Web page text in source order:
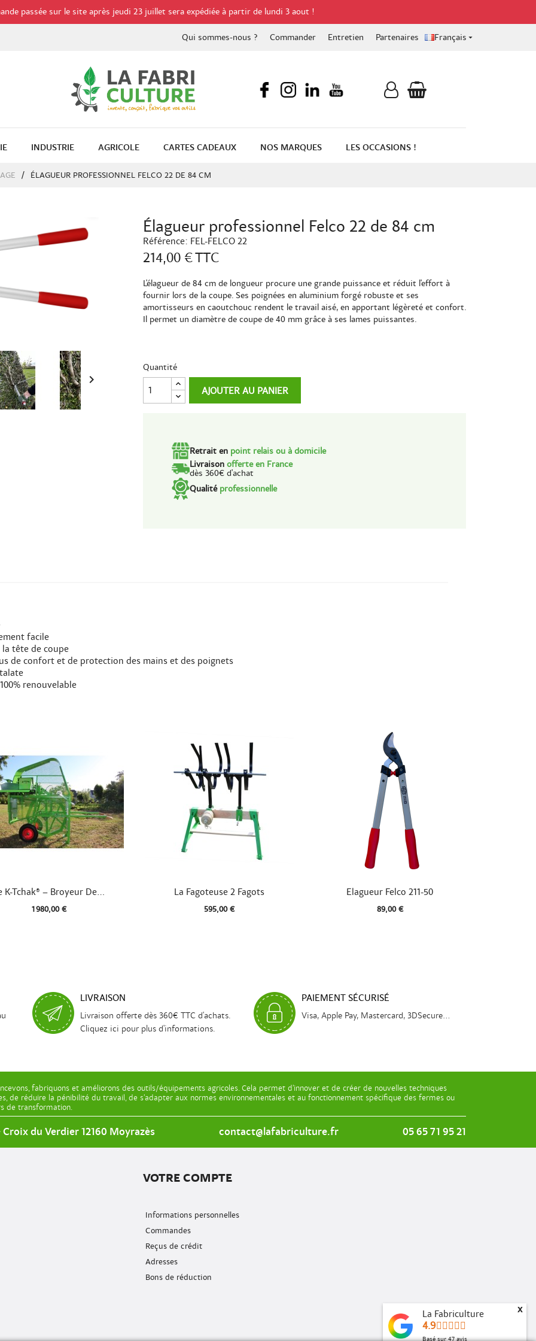
passée sur le site après jeudi 23 juillet sera expédiée à partir de lundi 3 aout !
Qui sommes-nous ? Commander Entretien Partenaires Français
INDUSTRIE AGRICOLE CARTES CADEAUX NOS MARQUES LES OCCASIONS !
ÉLAGUEUR PROFESSIONNEL FELCO 22 DE 84 CM

Élagueur professionnel Felco 22 de 84 cm
Référence: FEL-FELCO 22
214,00 €TTC
L'élagueur de 84 cm de longueur procure une grande puissance et réduit l'effort à
fournir lors de la coupe. Ses poignées en aluminium forgé robuste et ses
amortisseurs en caoutchouc rendent le travail aisé, en apportant légèreté et confort.
Il permet un diamètre de coupe de 40 mm grâce à ses lames puissantes.
Quantité
AJOUTER AU PANIER
Retrait en point relais ou à domicile
Livraison offerte en France
dès 360€ d'achat
Qualité professionnelle
facile
tête de coupe
de confort et de protection des mains et des poignets
renouvelable
Aperçu rapide
K-Tchak® – Broyeur De...
1 980,00 €
Aperçu rapide
La Fagoteuse 2 Fagots
595,00 €
Aperçu rapide
Elagueur Felco 211-50
89,00 €
LIVRAISON
Livraison offerte dès 360€ TTC d'achats.
Cliquez ici pour plus d'informations.
PAIEMENT SÉCURISÉ
Visa, Apple Pay, Mastercard, 3DSecure...
fabriquons et améliorons des outils/équipements agricoles. Cela permet d’innover et de créer de nouvelles techniques
de réduire la pénibilité du travail, de s’adapter aux normes environnementales et au fonctionnement spécifique des fermes ou
de transformation.
Croix du Verdier 12160 Moyrazès contact@lafabriculture.fr 05 65 71 95 21
VOTRE COMPTE
Informations personnelles
Commandes
Reçus de crédit
Adresses
Bons de réduction
La Fabriculture
4.9
Basé sur47avis
x